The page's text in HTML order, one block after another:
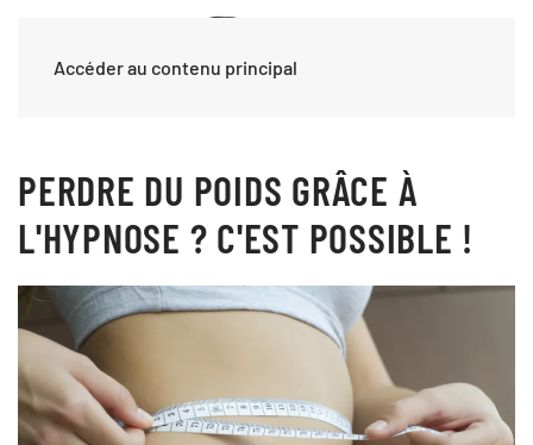
Accéder au contenu principal
PERDRE DU POIDS GRÂCE À
L'HYPNOSE ? C'EST POSSIBLE !